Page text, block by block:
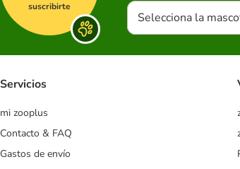
suscribirte
Selecciona la
Servicios
mi zooplus
Contacto & FAQ
Gastos de envío